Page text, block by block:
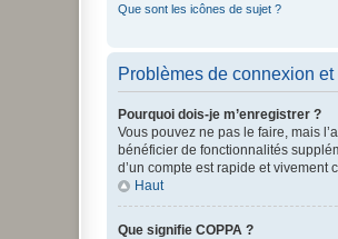
Que sont les icônes de sujet ?
Problèmes de connexion et
Pourquoi dois-je m’enregistrer ?
Vous pouvez ne pas le faire, mais
bénéficier de fonctionnalités
d’un compte est rapide et vivement
Haut
Que signifie COPPA ?